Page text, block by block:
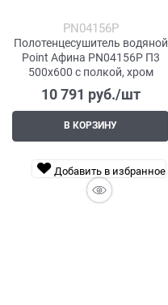
PN04156P
Полотенцесушитель водяной
Point Афина PN04156P П3
500x600 с полкой, хром
10 791 руб./шт
В КОРЗИНУ
Добавить в избранное